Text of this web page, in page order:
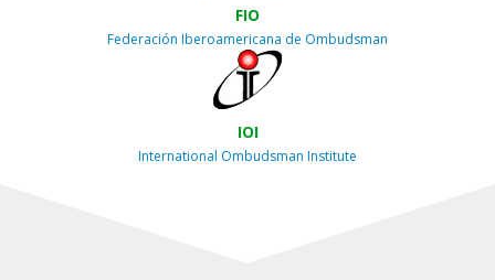
FIO
Federación Iberoamericana de Ombudsman
IOI
International Ombudsman Institute